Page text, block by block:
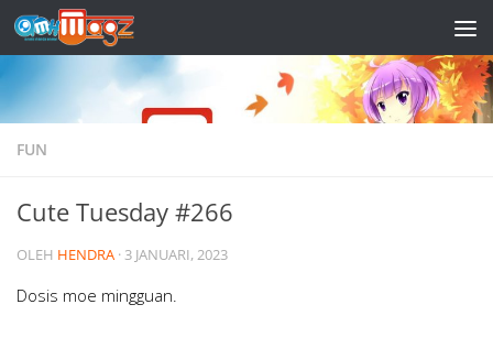
Skip to content
FUN
Cute Tuesday #266
OLEH HENDRA · 3 JANUARI, 2023
Dosis moe mingguan.